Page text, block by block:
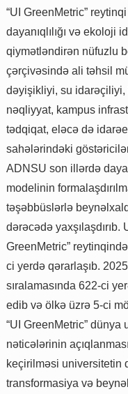
“UI GreenMetric”
dayanıqlılığı və ekoloji
qiymətləndirən nüfuzlu
çərçivəsində ali təhsil
dəyişikliyi, su idarəçiliyi,
nəqliyyat, kampus
tədqiqat, eləcə də
sahələrindəki
ADNSU son illərdə
modelinin
təşəbbüslərlə
dərəcədə yaxşılaşdırıb.
GreenMetric”
ci yerdə qərarlaşıb.
sıralamasında 622-ci
edib və ölkə üzrə 5-ci
“UI GreenMetric”
nəticələrinin
keçirilməsi universitetin
transformasiya və